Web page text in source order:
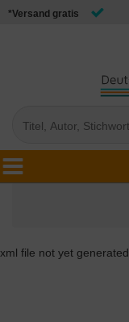
*Versand gratis
xml file not yet generated